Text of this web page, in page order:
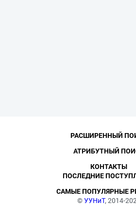
©УУНиТ, 2014-
РАСШИРЕННЫЙ
АТРИБУТНЫЙ
КОНТАКТЫ
ПОСЛЕДНИЕ
САМЫЕ ПОПУЛЯРНЫЕ